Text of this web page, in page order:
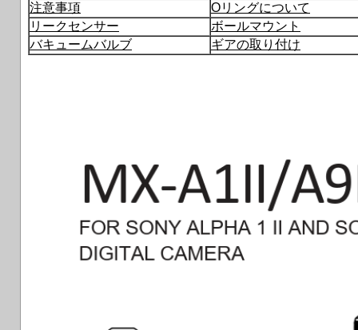
注意事項
Oリングについて
リークセンサー
ボールマウント
バキュームバルブ
ギアの取り付け